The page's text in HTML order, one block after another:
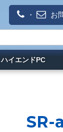
・ お
ハイエンドPC
SR-